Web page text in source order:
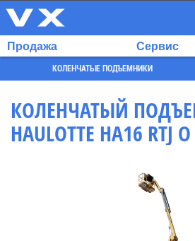
ВЫБРАННЫЙ
Продажа Сервис
КОЛЕНЧАТЫЕ ПОДЪЕМНИКИ
КОЛЕНЧАТЫЙ
HAULOTTE HA16 RTJ O